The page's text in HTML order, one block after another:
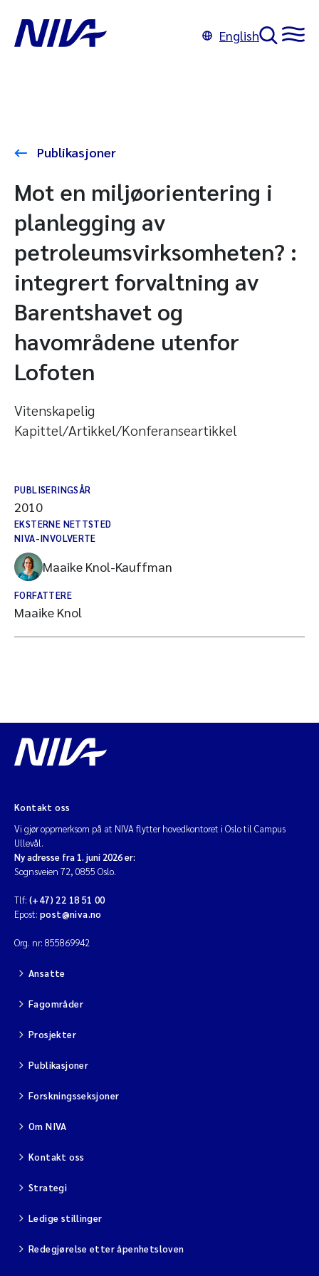
English
Publikasjoner
Mot en miljøorientering i
planlegging av
petroleumsvirksomheten? :
integrert forvaltning av
Barentshavet og
havområdene utenfor
Lofoten
Vitenskapelig
Kapittel/Artikkel/Konferanseartikkel
PUBLISERINGSÅR
2010
EKSTERNE NETTSTED
NIVA-INVOLVERTE
Maaike Knol-Kauffman
FORFATTERE
Maaike Knol
Kontakt oss
Vi gjør oppmerksom på at NIVA flytter hovedkontoret i Oslo til Campus
Ullevål.
Ny adresse fra 1. juni 2026 er:
Sognsveien 72, 0855 Oslo.
Tlf: (+47) 22 18 51 00
Epost: post@niva.no
Org. nr: 855869942
Ansatte
Fagområder
Prosjekter
Publikasjoner
Forskningsseksjoner
Om NIVA
Kontakt oss
Strategi
Ledige stillinger
Redegjørelse etter åpenhetsloven